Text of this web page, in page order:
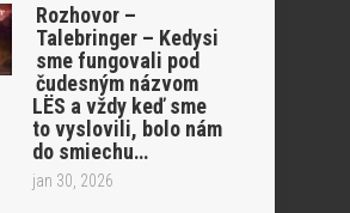
Rozhovor –
Talebringer – Kedysi
sme fungovali pod
čudesným názvom
LËS a vždy keď sme
to vyslovili, bolo nám
do smiechu…
jan 30, 2026